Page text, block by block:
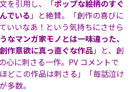
を引用し、「ポップな絵柄のすぐ
でいる」と絶賛。「創作の喜びに
いいなあ！という気持ちにさせら
なマンガ家モノとは一味違った、
作意欲に真っ直ぐな作品」と、創
心に刺さる一作。PV コメントで
どこの作品は刺さる」「毎話泣け
多数。